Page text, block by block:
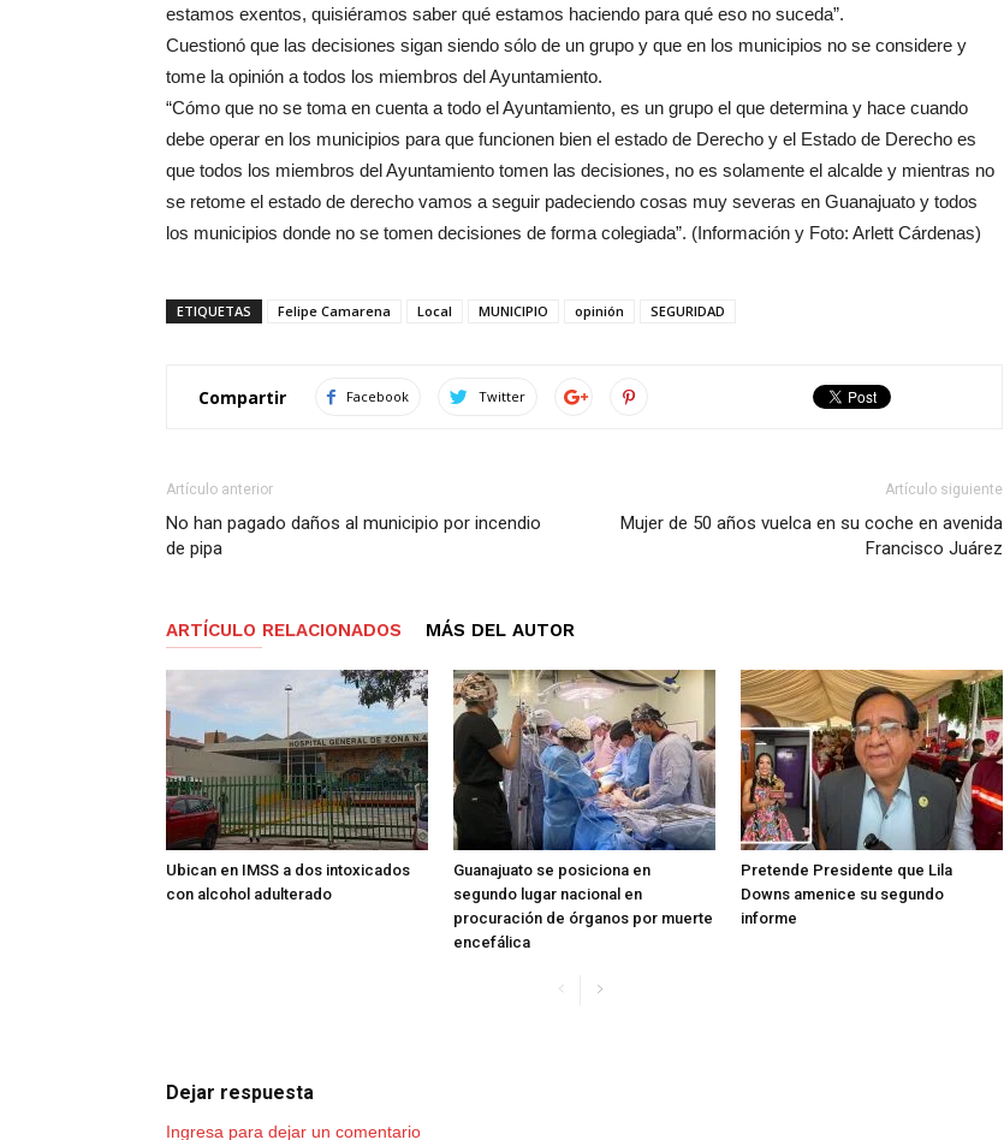
estamos exentos, quisiéramos saber qué estamos haciendo para qué eso no suceda”.
Cuestionó que las decisiones sigan siendo sólo de un grupo y que en los municipios no se considere y
tome la opinión a todos los miembros del Ayuntamiento.
“Cómo que no se toma en cuenta a todo el Ayuntamiento, es un grupo el que determina y hace cuando
debe operar en los municipios para que funcionen bien el estado de Derecho y el Estado de Derecho es
que todos los miembros del Ayuntamiento tomen las decisiones, no es solamente el alcalde y mientras no
se retome el estado de derecho vamos a seguir padeciendo cosas muy severas en Guanajuato y todos
los municipios donde no se tomen decisiones de forma colegiada”. (Información y Foto: Arlett Cárdenas)
ETIQUETAS Felipe Camarena Local MUNICIPIO opinión SEGURIDAD
Compartir Facebook Twitter
Artículo anterior
No han pagado daños al municipio por incendio
de pipa
Artículo siguiente
Mujer de 50 años vuelca en su coche en avenida
Francisco Juárez
ARTÍCULO RELACIONADOS MÁS DEL AUTOR
Ubican en IMSS a dos intoxicados
con alcohol adulterado
Guanajuato se posiciona en
segundo lugar nacional en
procuración de órganos por muerte
encefálica
Pretende Presidente que Lila
Downs amenice su segundo
informe
Dejar respuesta
Ingresa para dejar un comentario